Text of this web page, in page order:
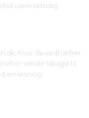
være rettidig.
hvor du vedhæfter
vende tilbage til
en løsning.